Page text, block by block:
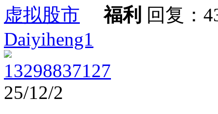
虚拟股市
福利 回复：
Daiyiheng1
13298837127
25/12/2